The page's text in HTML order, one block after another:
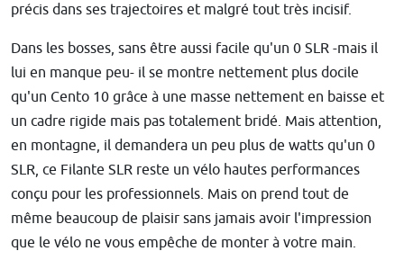
précis dans ses trajectoires et malgré tout très incisif.
Dans les bosses, sans être aussi facile qu'un 0 SLR -mais il
lui en manque peu- il se montre nettement plus docile
qu'un Cento 10 grâce à une masse nettement en baisse et
un cadre rigide mais pas totalement bridé. Mais attention,
en montagne, il demandera un peu plus de watts qu'un 0
SLR, ce Filante SLR reste un vélo hautes performances
conçu pour les professionnels. Mais on prend tout de
même beaucoup de plaisir sans jamais avoir l'impression
que le vélo ne vous empêche de monter à votre main.